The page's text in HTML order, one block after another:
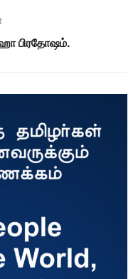
பிரதோஷம்.